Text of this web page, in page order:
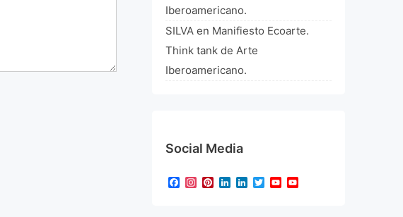
Iberoamericano.
SILVA en Manifiesto Ecoarte.
Think tank de Arte
Iberoamericano.
Social Media
Facebook
Instagram
Pinterest
LinkedIn
LinkedIn
TwitterYouTube